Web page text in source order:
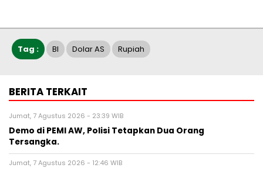
Tag : BI Dolar AS Rupiah
BERITA TERKAIT
Jumat, 7 Agustus 2026 - 23:39 WIB
Demo di PEMI AW, Polisi Tetapkan Dua Orang
Tersangka.
Jumat, 7 Agustus 2026 - 12:46 WIB